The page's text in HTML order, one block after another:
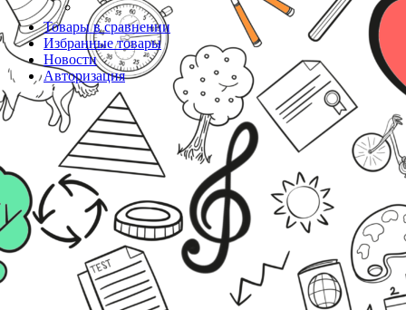
Товары в сравнении
Избранные товары
Новости
Авторизация